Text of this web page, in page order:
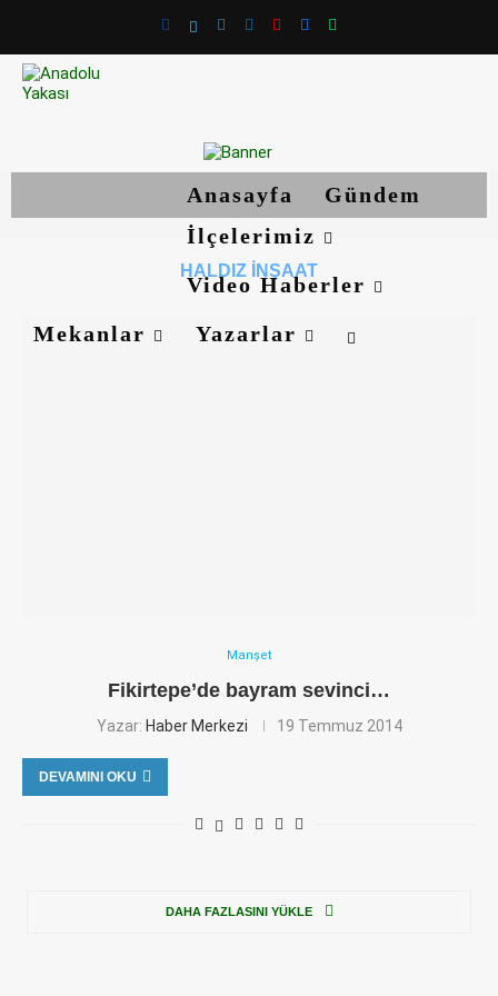
Anasayfa
Gündem
İlçelerimiz
Video Haberler
Mekanlar
Yazarlar
HALDIZ İNŞAAT
Manşet
Fikirtepe’de bayram sevinci…
Yazar: Haber Merkezi 19 Temmuz 2014
DEVAMINI OKU
DAHA FAZLASINI YÜKLE